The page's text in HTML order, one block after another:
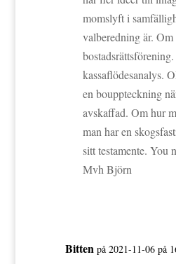
momslyft i
valberedning är.
kassaflödesanalys.
en bouppteckning
avskaffad. Om hur
man har en
sitt testamente. You
Mvh Björn
Bitten på 2021-11-06 på